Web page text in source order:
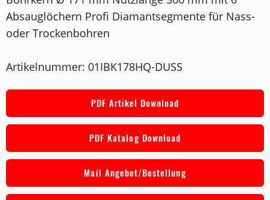
Absauglöchern Profi Diamantsegmente für Nass-
oder Trockenbohren
Artikelnummer: 01IBK178HQ-DUSS
PDF Artikel Download
PDF Katalog Download
Mail Angebot/Bestellung